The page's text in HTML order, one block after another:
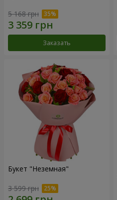
5 168 грн
Заказать
Букет "Неземная"
3 599 грн